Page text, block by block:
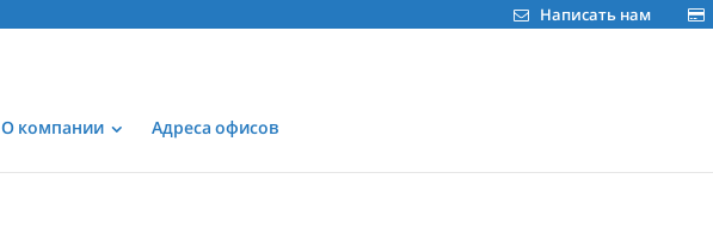
Написать нам
О компании Адреса офисов